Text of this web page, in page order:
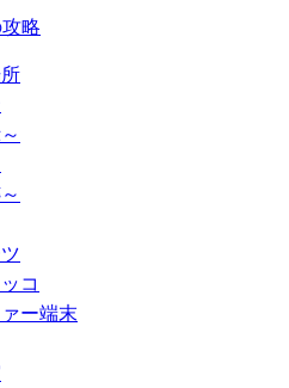
略
コ
ー端末